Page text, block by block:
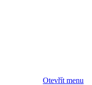
Otevřít menu